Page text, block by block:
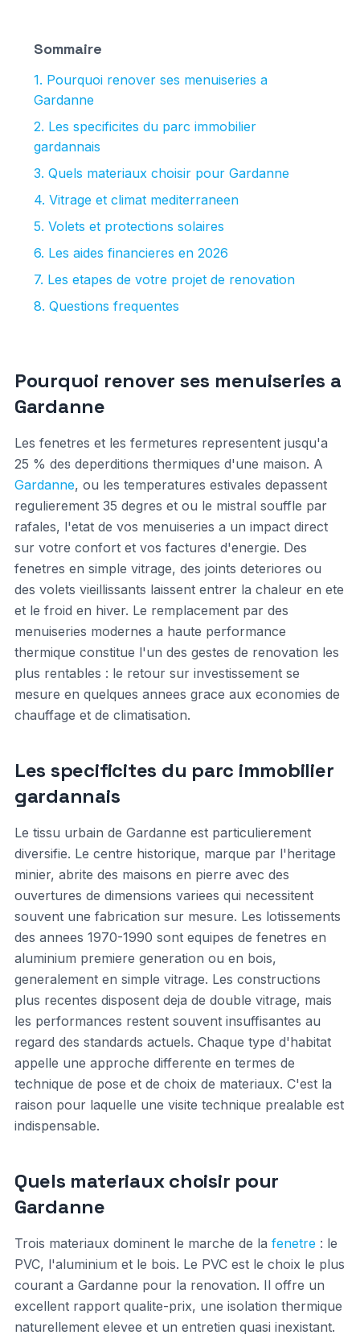
Sommaire
1. Pourquoi renover ses menuiseries a
Gardanne
2. Les specificites du parc immobilier
gardannais
3. Quels materiaux choisir pour Gardanne
4. Vitrage et climat mediterraneen
5. Volets et protections solaires
6. Les aides financieres en 2026
7. Les etapes de votre projet de renovation
8. Questions frequentes
Pourquoi renover ses menuiseries a
Gardanne
Les fenetres et les fermetures representent jusqu'a
25 % des deperditions thermiques d'une maison. A
Gardanne, ou les temperatures estivales depassent
regulierement 35 degres et ou le mistral souffle par
rafales, l'etat de vos menuiseries a un impact direct
sur votre confort et vos factures d'energie. Des
fenetres en simple vitrage, des joints deteriores ou
des volets vieillissants laissent entrer la chaleur en ete
et le froid en hiver. Le remplacement par des
menuiseries modernes a haute performance
thermique constitue l'un des gestes de renovation les
plus rentables : le retour sur investissement se
mesure en quelques annees grace aux economies de
chauffage et de climatisation.
Les specificites du parc immobilier
gardannais
Le tissu urbain de Gardanne est particulierement
diversifie. Le centre historique, marque par l'heritage
minier, abrite des maisons en pierre avec des
ouvertures de dimensions variees qui necessitent
souvent une fabrication sur mesure. Les lotissements
des annees 1970-1990 sont equipes de fenetres en
aluminium premiere generation ou en bois,
generalement en simple vitrage. Les constructions
plus recentes disposent deja de double vitrage, mais
les performances restent souvent insuffisantes au
regard des standards actuels. Chaque type d'habitat
appelle une approche differente en termes de
technique de pose et de choix de materiaux. C'est la
raison pour laquelle une visite technique prealable est
indispensable.
Quels materiaux choisir pour
Gardanne
Trois materiaux dominent le marche de la fenetre : le
PVC, l'aluminium et le bois. Le PVC est le choix le plus
courant a Gardanne pour la renovation. Il offre un
excellent rapport qualite-prix, une isolation thermique
naturellement elevee et un entretien quasi inexistant.